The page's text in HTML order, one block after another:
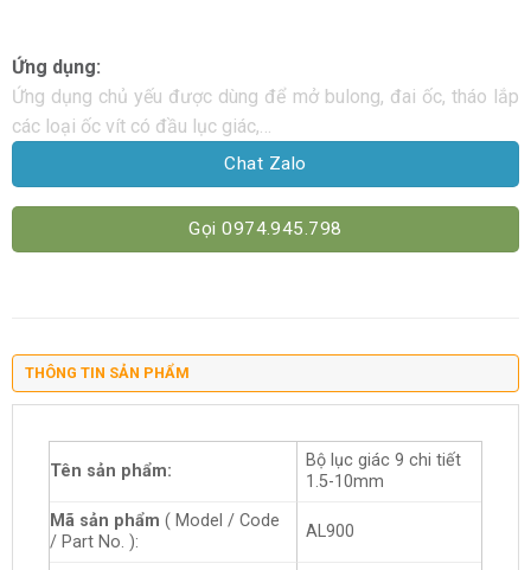
Ứng dụng:
Ứng dụng chủ yếu được dùng để mở bulong, đai ốc, tháo lắp
các loại ốc vít có đầu lục giác,…
Chat Zalo
Gọi 0974.945.798
THÔNG TIN SẢN PHẨM
Tên sản phẩm:
Bộ lục giác 9 chi tiết
1.5-10mm
Mã sản phẩm ( Model / Code
/ Part No. ):
AL900